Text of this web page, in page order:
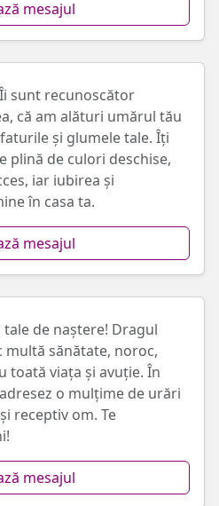
mesajul
sunt recunoscător
că am alături umărul tău
și glumele tale. Îți
plină de culori deschise,
iar iubirea și
în casa ta.
mesajul
tale de naștere! Dragul
sănătate, noroc,
toată viața și avuție. În
o mulțime de urări
receptiv om. Te
mesajul